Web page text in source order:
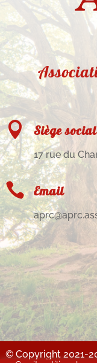
 Siège social
17 rue du
 Email
© Copyright 2021-